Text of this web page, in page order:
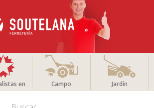
en Campo Jardín